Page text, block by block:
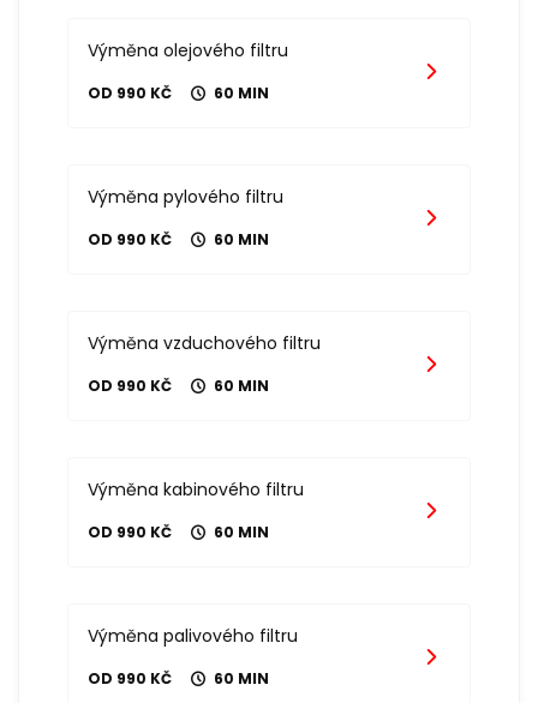
Výměna olejového filtru
OD 990 KČ 60 MIN
Výměna pylového filtru
OD 990 KČ 60 MIN
Výměna vzduchového filtru
OD 990 KČ 60 MIN
Výměna kabinového filtru
OD 990 KČ 60 MIN
Výměna palivového filtru
OD 990 KČ 60 MIN